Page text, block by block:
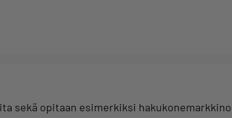
sekä opitaan esimerkiksi